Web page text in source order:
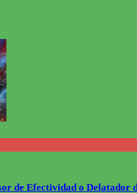
de Efectividad o Delatador